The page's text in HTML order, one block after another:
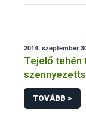
eljárásba
2014. szeptember
Tejelő tehén
TOVÁBB >